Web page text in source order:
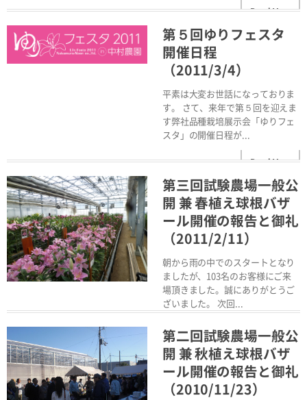
Read More
第５回ゆりフェスタ
開催日程
（2011/3/4）
平素は大変お世話になっておりま
す。 さて、来年で第５回を迎えま
す弊社品種栽培展示会「ゆりフェ
スタ」の開催日程が...
Read More
第三回試験農場一般公
開 兼 春植え球根バザ
ール開催の報告と御礼
（2011/2/11）
朝から雨の中でのスタートとなり
ましたが、103名のお客様にご来
場頂きました。誠にありがとうご
ざいました。 次回...
Read More
第二回試験農場一般公
開 兼 秋植え球根バザ
ール開催の報告と御礼
（2010/11/23）